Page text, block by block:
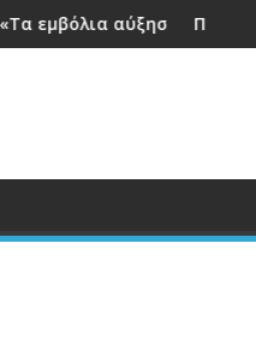
κατά 300% καρκίνους,
Πως επιδρά η ασύρματη